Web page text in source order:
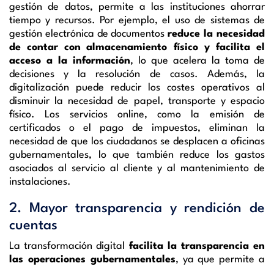
gestión de datos, permite a las instituciones ahorrar
tiempo y recursos. Por ejemplo, el uso de sistemas de
gestión electrónica de documentosreduce la necesidad
de contar con
almacenamiento físico y facilita el
acceso a la información, lo que acelera la toma de
decisiones y la resolución de casos. Además, la
digitalización puede reducir los costes operativos al
disminuir la necesidad de papel, transporte y espacio
físico. Los servicios online, como la emisión de
certificados o el pago de impuestos, eliminan la
necesidad de que los ciudadanos se desplacen a oficinas
gubernamentales, lo que también reduce los gastos
asociados al servicio al cliente y al mantenimiento de
instalaciones.
2. Mayor transparencia y rendición de
cuentas
La transformación digital facilita la transparencia en
las operaciones gubernamentales, ya que permite a